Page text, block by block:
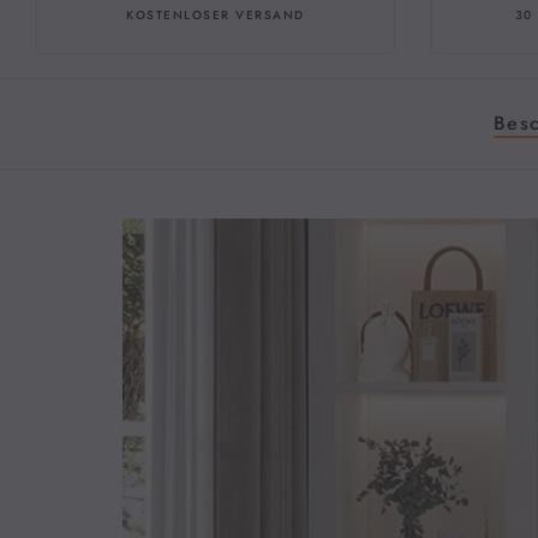
KOSTENLOSER VERSAND 30